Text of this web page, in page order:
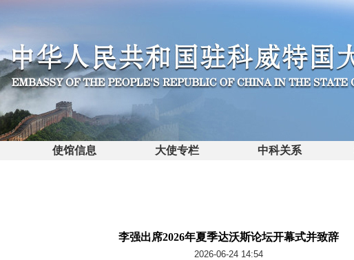
使馆信息 大使专栏 中科关系
李强出席2026年夏季达沃斯论坛开幕式并致辞
2026-06-24 14:54